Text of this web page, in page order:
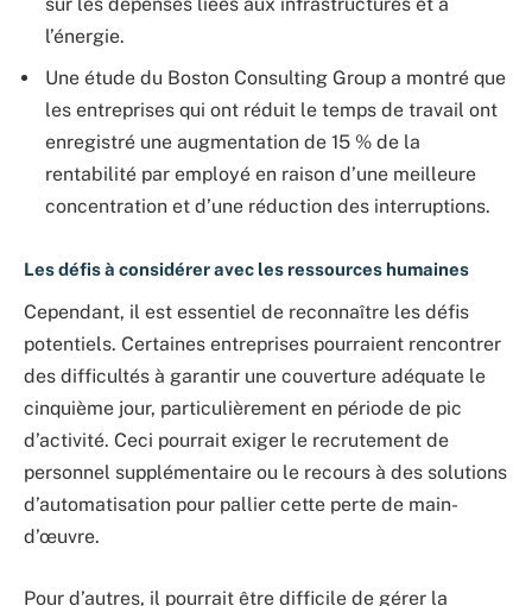
l’énergie.
Une étude du Boston Consulting Group a montré que
les entreprises qui ont réduit le temps de travail ont
enregistré une augmentation de 15 % de la
rentabilité par employé en raison d’une meilleure
concentration et d’une réduction des interruptions.
Les défis à considérer avec les ressources humaines
Cependant, il est essentiel de reconnaître les défis
potentiels. Certaines entreprises pourraient rencontrer
des difficultés à garantir une couverture adéquate le
cinquième jour, particulièrement en période de pic
d’activité. Ceci pourrait exiger le recrutement de
personnel supplémentaire ou le recours à des solutions
d’automatisation pour pallier cette perte de main-
d’œuvre.
Pour d’autres, il pourrait être difficile de gérer la